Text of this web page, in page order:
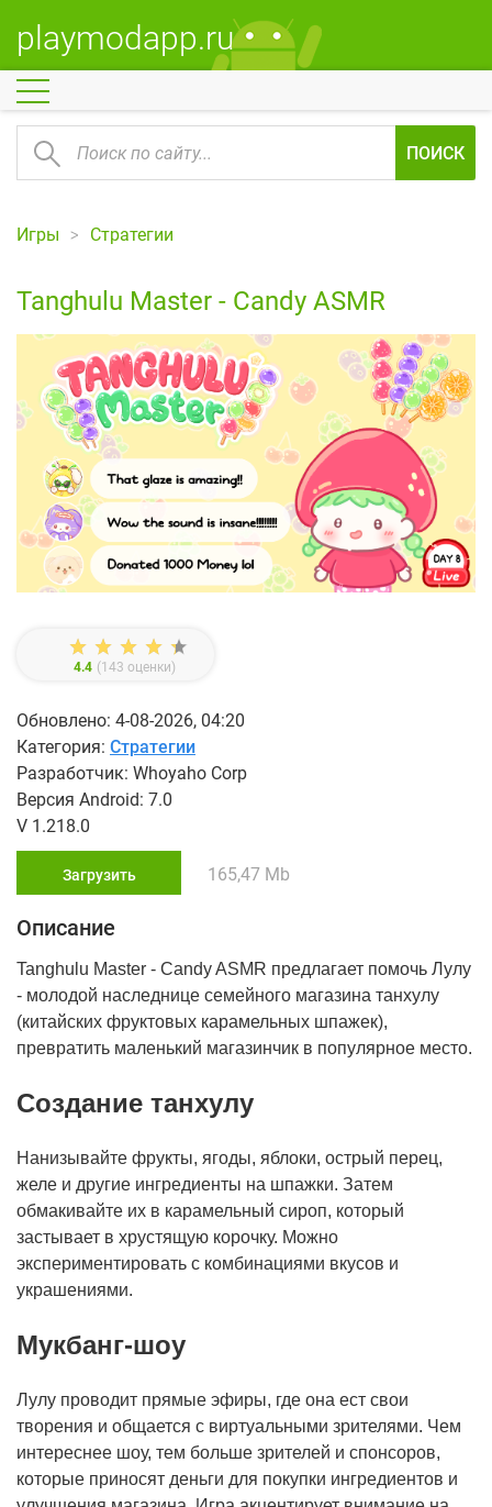
playmodapp.ru
ПОИСК
Игры Стратегии
Tanghulu Master - Candy ASMR
4.4 (143 оценки)
Обновлено: 4-08-2026, 04:20
Категория: Стратегии
Разработчик: Whoyaho Corp
Версия Android: 7.0
V 1.218.0
Загрузить 165,47 Mb
Описание
Tanghulu Master - Candy ASMR предлагает помочь Лулу
- молодой наследнице семейного магазина танхулу
(китайских фруктовых карамельных шпажек),
превратить маленький магазинчик в популярное место.
Создание танхулу
Нанизывайте фрукты, ягоды, яблоки, острый перец,
желе и другие ингредиенты на шпажки. Затем
обмакивайте их в карамельный сироп, который
застывает в хрустящую корочку. Можно
экспериментировать с комбинациями вкусов и
украшениями.
Мукбанг-шоу
Лулу проводит прямые эфиры, где она ест свои
творения и общается с виртуальными зрителями. Чем
интереснее шоу, тем больше зрителей и спонсоров,
которые приносят деньги для покупки ингредиентов и